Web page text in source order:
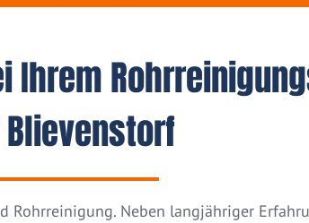
Rohrreinigung. Neben langjähriger